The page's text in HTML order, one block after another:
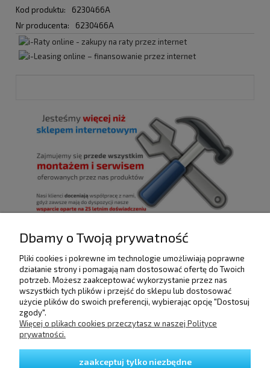
Kod produktu:
6230466A
Nr producenta:
6230466A
POMOC
DOSTAWA I PŁATNOŚCI
Dbamy o Twoją prywatność
Pliki cookies i pokrewne im technologie umożliwiają poprawne
działanie strony i pomagają nam dostosować ofertę do Twoich
potrzeb. Możesz zaakceptować wykorzystanie przez nas
wszystkich tych plików i przejść do sklepu lub dostosować
użycie plików do swoich preferencji, wybierając opcję "Dostosuj
zgody".
Więcej o plikach cookies przeczytasz w naszej Polityce
prywatności.
zaakceptuj tylko niezbędne